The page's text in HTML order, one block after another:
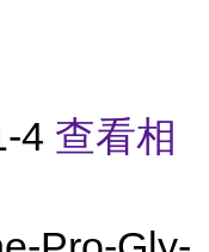
4 查看相